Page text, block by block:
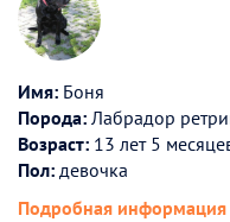
Имя: Боня
Порода: Лабрадор
Возраст: 13 лет 5
Пол: девочка
Подробная информация